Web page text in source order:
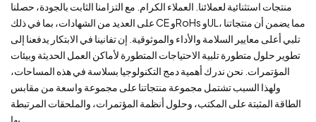
منتجات استثنائية لعملائنا. العملاء الكرام. مع التزامنا الثابت بالجودة، حصلنا
على العديد من الشهادات، بما في ذلك CE وRoHs وUL، مما يضمن أن منتجاتنا
تلبي أعلى معايير السلامة والأداء والموثوقية. إن تفانينا في الابتكار يدفعنا إلى
تطوير حلول متطورة تلبية الاحتياجات المتطورة لأماكن العمل الحديثة وبيئات
المؤتمرات. نحن ندرك أهمية دمج التكنولوجيا بسلاسة في هذه المساحات،
ولهذا السبب تشتمل مجموعة منتجاتنا على مجموعة واسعة من مقابس
الطاقة المثبتة على المكتب، وحلول أنظمة المؤتمرات، والملحقات المرتبطة